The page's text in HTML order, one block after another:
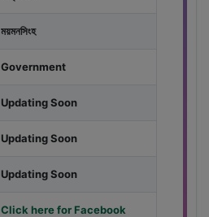
ময়মনসিংহ
Government
Updating Soon
Updating Soon
Updating Soon
Click here for Facebook